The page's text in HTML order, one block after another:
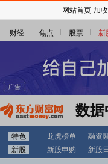
财经 焦点 股票 新
数据
特色 龙虎榜单 融资
新股
新股申购 新股
网站首页 加